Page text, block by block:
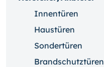
Innentüren
Haustüren
Sondertüren
Brandschutztüren